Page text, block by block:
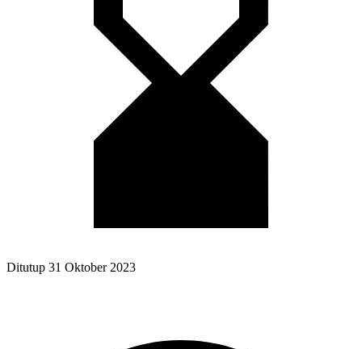
Ditutup 31 Oktober 2023